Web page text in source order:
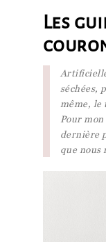
Les
séchées,
même,
Pour
dernière
que nous